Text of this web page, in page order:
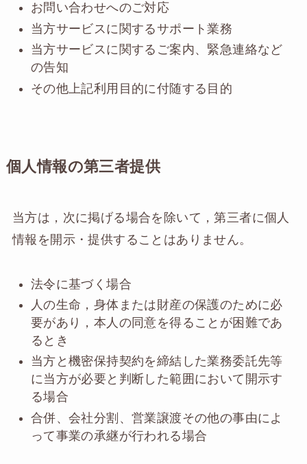
お問い合わせへのご対応
当方サービスに関するサポート業務
当方サービスに関するご案内、緊急連絡など
の告知
その他上記利用目的に付随する目的
個人情報の第三者提供
当方は，次に掲げる場合を除いて，第三者に個人
情報を開示・提供することはありません。
法令に基づく場合
人の生命，身体または財産の保護のために必
要があり，本人の同意を得ることが困難であ
るとき
当方と機密保持契約を締結した業務委託先等
に当方が必要と判断した範囲において開示す
る場合
合併、会社分割、営業譲渡その他の事由によ
って事業の承継が行われる場合